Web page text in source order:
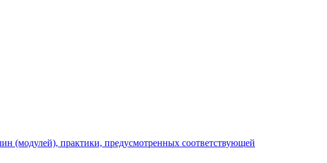
(модулей), практики, предусмотренных соответствующей